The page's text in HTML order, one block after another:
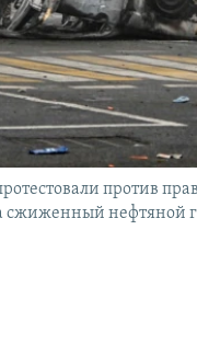
против
сжиженный нефтяной